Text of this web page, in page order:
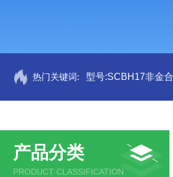
热门关键词: 型号:SCBH17非金
产品分类
PRODUCT CLASSIFICATION